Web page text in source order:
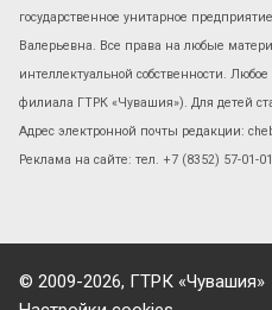
государственное унитарное
Валерьевна. Все права на любые
интеллектуальной собственности.
филиала ГТРК «Чувашия»). Для детей
Адрес электронной почты редакции:
Реклама на сайте: тел. +7 (8352) 57-01-
© 2009-2026, ГТРК «Чувашия»